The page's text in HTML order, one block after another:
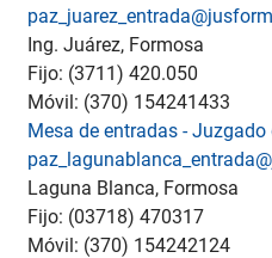
Ing. Juárez, Formosa
Fijo: (3711) 420.050
Móvil: (370) 154241433
Mesa de entradas -
Laguna Blanca, Formosa
Fijo: (03718) 470317
Móvil: (370) 154242124